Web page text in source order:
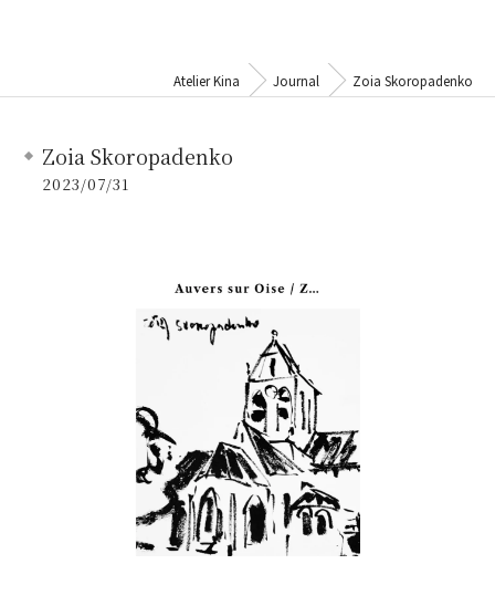
Atelier Kina Journal Zoia Skoropadenko
Zoia Skoropadenko
2023/07/31